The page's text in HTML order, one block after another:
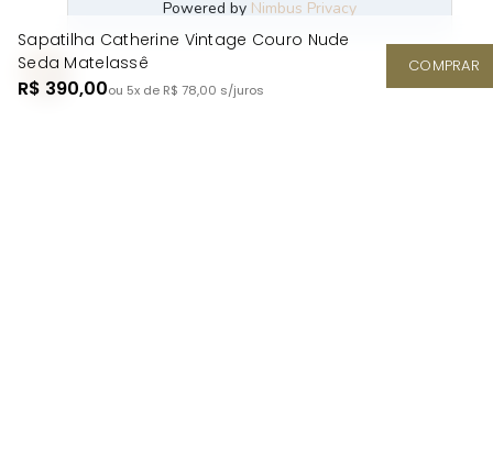
Sapatilha Catherine Vintage Couro Nude
Seda Matelassê
R$ 390,00ou 5x de R$ 78,00 s/juros
COMPRAR